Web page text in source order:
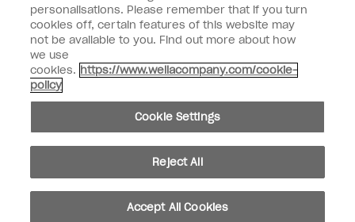
facebookinstagramyoutube
Ne pas partager ou vendre des informations personnelles
Loi californienne sur la transparence des chaînes d'approvisionnement
© Copyright 2024, Wella Operations US LLC, Tous droits réservés.
personalisations. Please remember that if you turn
cookies off, certain features of this website may
not be available to you. Find out more about how
we use
cookies. https://www.wellacompany.com/cookie-
policy
Cookie Settings
Reject All
Accept All Cookies